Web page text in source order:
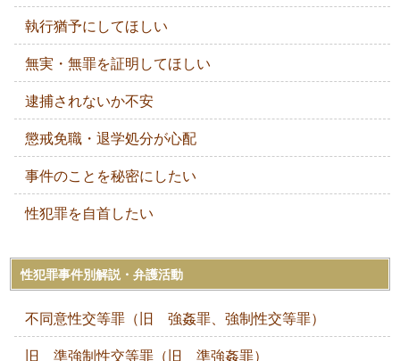
執行猶予にしてほしい
無実・無罪を証明してほしい
逮捕されないか不安
懲戒免職・退学処分が心配
事件のことを秘密にしたい
性犯罪を自首したい
性犯罪事件別解説・弁護活動
不同意性交等罪（旧 強姦罪、強制性交等罪）
旧 準強制性交等罪（旧 準強姦罪）